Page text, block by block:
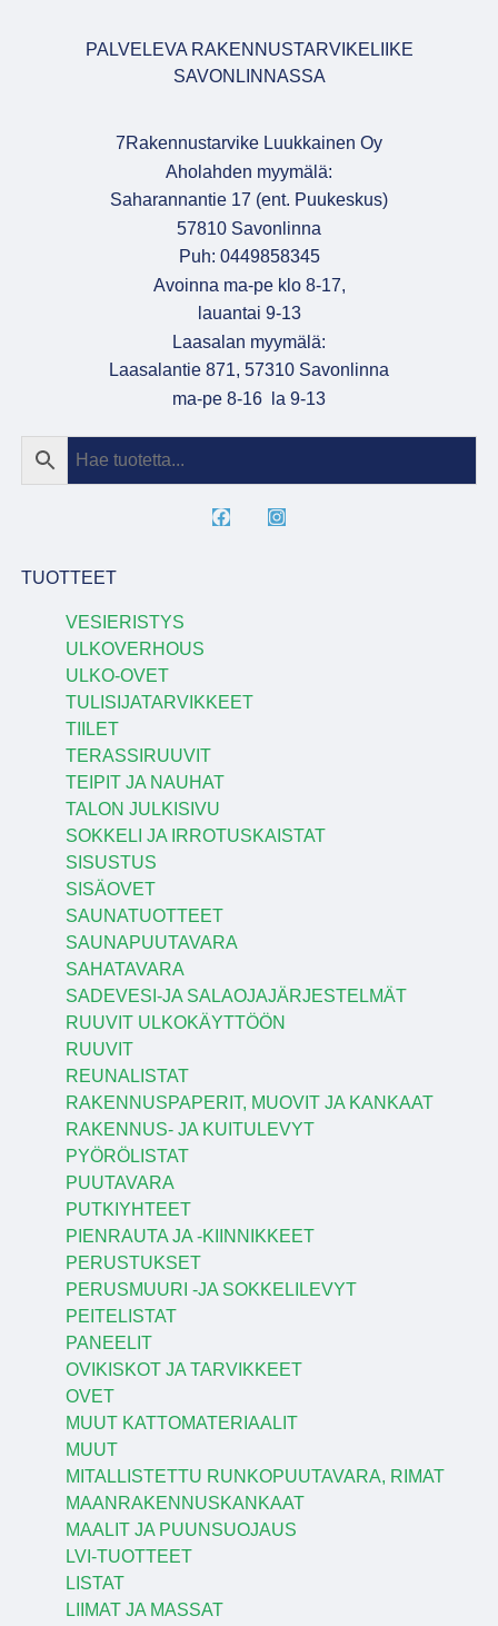
PALVELEVA RAKENNUSTARVIKELIIKE
SAVONLINNASSA
7Rakennustarvike Luukkainen Oy
Aholahden myymälä:
Saharannantie 17 (ent. Puukeskus)
57810 Savonlinna
Puh: 0449858345
Avoinna ma-pe klo 8-17,
lauantai 9-13
Laasalan myymälä:
Laasalantie 871, 57310 Savonlinna
ma-pe 8-16 la 9-13
TUOTTEET
VESIERISTYS
ULKOVERHOUS
ULKO-OVET
TULISIJATARVIKKEET
TIILET
TERASSIRUUVIT
TEIPIT JA NAUHAT
TALON JULKISIVU
SOKKELI JA IRROTUSKAISTAT
SISUSTUS
SISÄOVET
SAUNATUOTTEET
SAUNAPUUTAVARA
SAHATAVARA
SADEVESI-JA SALAOJAJÄRJESTELMÄT
RUUVIT ULKOKÄYTTÖÖN
RUUVIT
REUNALISTAT
RAKENNUSPAPERIT, MUOVIT JA KANKAAT
RAKENNUS- JA KUITULEVYT
PYÖRÖLISTAT
PUUTAVARA
PUTKIYHTEET
PIENRAUTA JA -KIINNIKKEET
PERUSTUKSET
PERUSMUURI -JA SOKKELILEVYT
PEITELISTAT
PANEELIT
OVIKISKOT JA TARVIKKEET
OVET
MUUT KATTOMATERIAALIT
MUUT
MITALLISTETTU RUNKOPUUTAVARA, RIMAT
MAANRAKENNUSKANKAAT
MAALIT JA PUUNSUOJAUS
LVI-TUOTTEET
LISTAT
LIIMAT JA MASSAT